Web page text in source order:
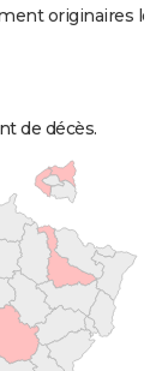
originaires
de décès.